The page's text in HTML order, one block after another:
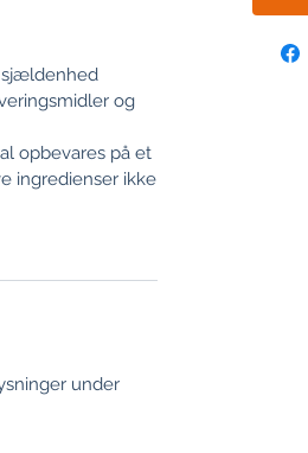
sjældenhed
og
opbevares på et
ingredienser ikke
under